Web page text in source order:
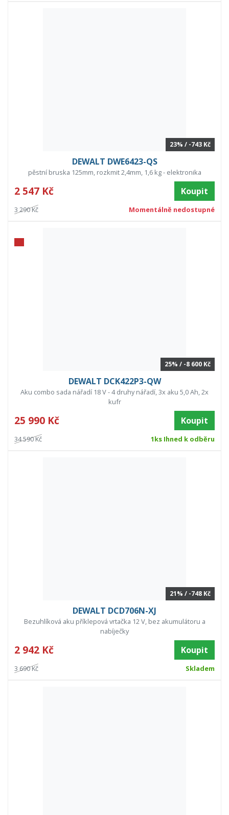
23% / -743 Kč
DEWALT DWE6423-QS
pěstní bruska 125mm, rozkmit 2,4mm, 1,6 kg - elektronika
2 547 Kč Koupit
3 290 Kč Momentálně nedostupné
25% / -8 600 Kč
DEWALT DCK422P3-QW
Aku combo sada nářadí 18 V - 4 druhy nářadí, 3x aku 5,0 Ah, 2x
kufr
25 990 Kč Koupit
34 590 Kč 1ks Ihned k odběru
21% / -748 Kč
DEWALT DCD706N-XJ
Bezuhlíková aku příklepová vrtačka 12 V, bez akumulátoru a
nabíječky
2 942 Kč Koupit
3 690 Kč Skladem